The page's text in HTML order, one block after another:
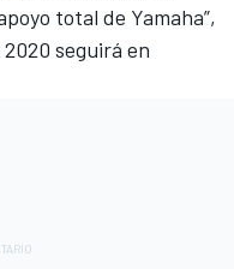
total de Yamaha”,
seguirá en